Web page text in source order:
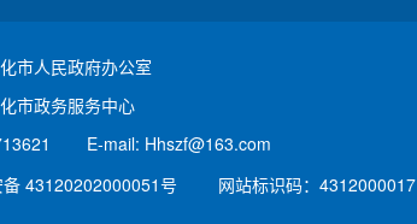
市人民政府办公室
市政务服务中心
E-mail: Hhszf@163.com
43120202000051号
网站标识码：4312000017